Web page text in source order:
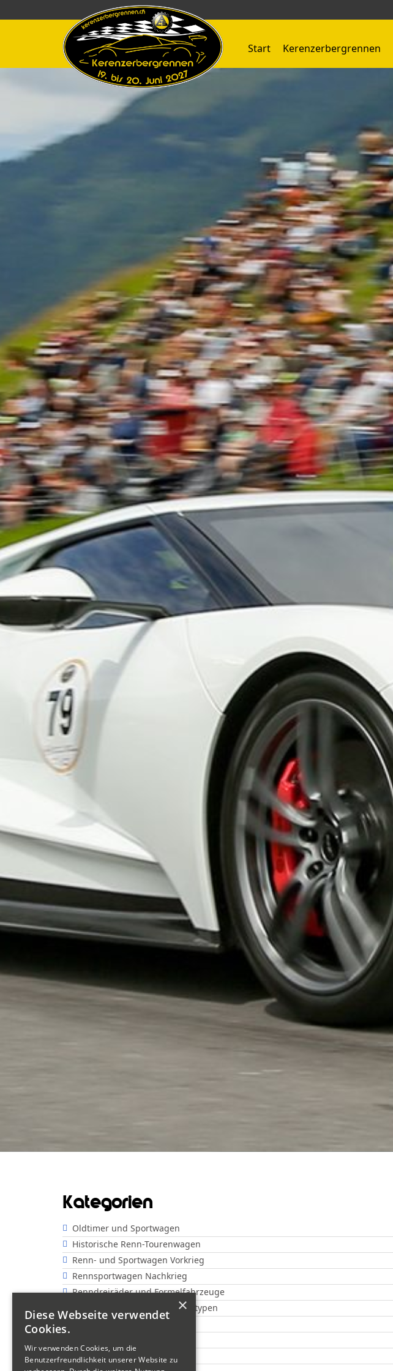
Start Kerenzerbergrennen
Kategorien
Oldtimer und Sportwagen
Historische Renn-Tourenwagen
Renn- und Sportwagen Vorkrieg
Rennsportwagen Nachkrieg
Renndreiräder und Formelfahrzeuge
Offene Rennwagen und Prototypen
Motorräder "Sportsman"
×
Diese Webseite verwendet
Cookies.
Wir verwenden Cookies, um die
Benutzerfreundlichkeit unserer Website zu